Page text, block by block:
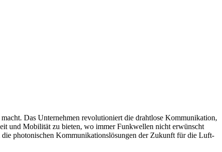
Das Unternehmen revolutioniert die drahtlose Kommunikation,
und Mobilität zu bieten, wo immer Funkwellen nicht erwünscht
photonischen Kommunikationslösungen der Zukunft für die Luft-